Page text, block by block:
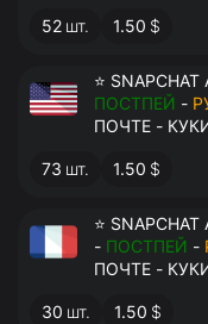
52 шт. 1.50 $
ПОСТПЕЙ -
ПОЧТЕ -
73 шт. 1.50 $
⭐ SNAPCHAT ADS
- ПОСТПЕЙ -
ПОЧТЕ -
30 шт. 1.50 $